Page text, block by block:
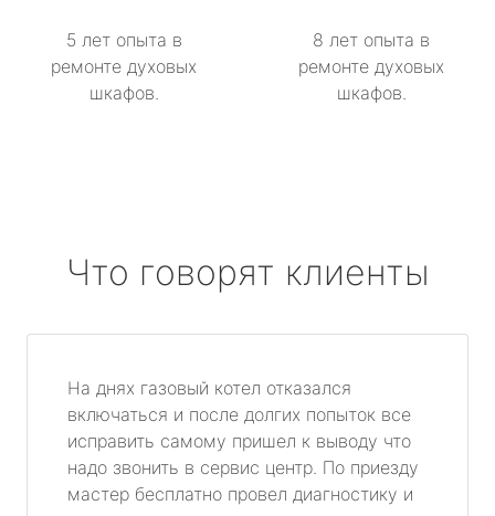
5 лет опыта в
ремонте духовых
шкафов.
8 лет опыта в
ремонте духовых
шкафов.
Что говорят клиенты
На днях газовый котел отказался
включаться и после долгих попыток все
исправить самому пришел к выводу что
надо звонить в сервис центр. По приезду
мастер бесплатно провел диагностику и